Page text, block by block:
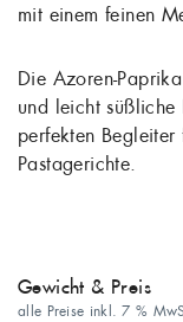
mit einem feinen
Die Azoren-
und leicht
perfekten
Pastagerichte.
Gewicht & Preis
alle Preise inkl. 7 %